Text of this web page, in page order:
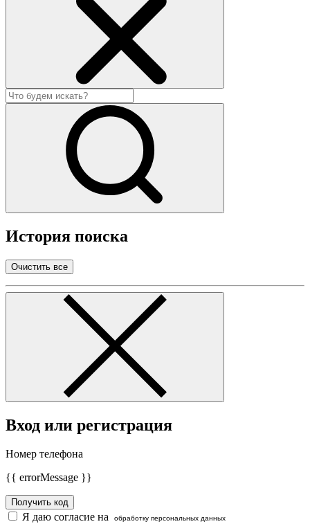
История поиска
Очистить все
Вход или регистрация
Номер телефона
{{ errorMessage }}
Получить код
Я даю согласие на обработку персональных данных